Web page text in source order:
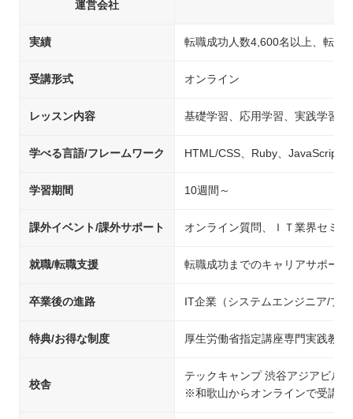
運営会社
実績 転職成功人数4,600名以上、転職
受講形式 オンライン
レッスン内容 基礎学習、応用学習、実践学習
学べる言語/フレームワーク HTML/CSS、Ruby、JavaScript
学習期間 10週間～
課外イベント/課外サポート オンライン質問、ＩＴ業界セミナ
就職/転職支援 転職成功までのキャリアサポー
卒業後の進路 IT企業（システムエンジニア/プ
特典/お得な制度 厚生労働省指定講座専門実践教
校舎
テックキャンプ 渋谷アジアビル校
※和歌山からオンラインで受講可